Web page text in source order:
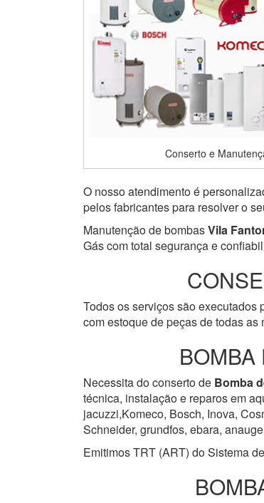
Conserto e
O nosso atendimento é
pelos fabricantes para resolver o
Manutenção de bombasVila
Gás com total segurança e
Todos os serviços são executados
com estoque de peças de todas
Necessita do conserto de Bomba
técnica, instalação e reparos em
jacuzzi,Komeco, Bosch, Inova,
Schneider, grundfos, ebara,
Emitimos TRT (ART) do Sistema